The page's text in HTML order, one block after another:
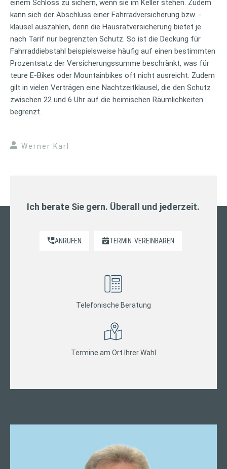
einem Schloss zu sichern, wenn sie im Keller stehen. Zudem
kann sich der Abschluss einer Fahrradversicherung bzw. -
klausel auszahlen, denn die Hausratversicherung bietet je
nach Tarif nur begrenzten Schutz. So ist die Deckung für
Fahrraddiebstahl beispielsweise häufig auf einen bestimmten
Prozentsatz der Versicherungssumme beschränkt, was für
teure E-Bikes oder Mountainbikes oft nicht ausreicht. Zudem
gilt in vielen Verträgen eine Nachtzeitklausel, die den Schutz
zwischen 22 und 6 Uhr auf die heimischen Räumlichkeiten
begrenzt.
Werner Karl
Ich berate Sie gern. Überall und jederzeit.
ANRUFEN TERMIN VEREINBAREN
Telefonische Beratung
Termine am Ort Ihrer Wahl